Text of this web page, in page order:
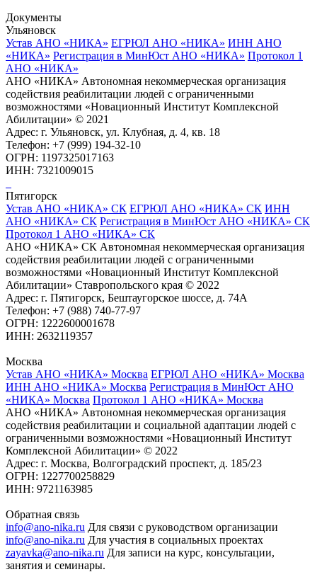
Документы
Ульяновск
Устав АНО «НИКА» ЕГРЮЛ АНО «НИКА» ИНН АНО
«НИКА» Регистрация в МинЮст АНО «НИКА» Протокол 1
АНО «НИКА»
АНО «НИКА» Автономная некоммерческая организация
содействия реабилитации людей с ограниченными
возможностями «Новационный Институт Комплексной
Абилитации» © 2021
Адрес: г. Ульяновск, ул. Клубная, д. 4, кв. 18
Телефон: +7 (999) 194-32-10
ОГРН: 1197325017163
ИНН: 7321009015
Пятигорск
Устав АНО «НИКА» СК ЕГРЮЛ АНО «НИКА» СК ИНН
АНО «НИКА» СК Регистрация в МинЮст АНО «НИКА» СК
Протокол 1 АНО «НИКА» СК
АНО «НИКА» СК Автономная некоммерческая организация
содействия реабилитации людей с ограниченными
возможностями «Новационный Институт Комплексной
Абилитации» Ставропольского края © 2022
Адрес: г. Пятигорск, Бештаугорское шоссе, д. 74А
Телефон: +7 (988) 740-77-97
ОГРН: 1222600001678
ИНН: 2632119357
Москва
Устав АНО «НИКА» Москва ЕГРЮЛ АНО «НИКА» Москва
ИНН АНО «НИКА» Москва Регистрация в МинЮст АНО
«НИКА» Москва Протокол 1 АНО «НИКА» Москва
АНО «НИКА» Автономная некоммерческая организация
содействия реабилитации и социальной адаптации людей с
ограниченными возможностями «Новационный Институт
Комплексной Абилитации» © 2022
Адрес: г. Москва, Волгоградский проспект, д. 185/23
ОГРН: 1227700258829
ИНН: 9721163985
Обратная связь
info@ano-nika.ru Для связи с руководством организации
info@ano-nika.ru Для участия в социальных проектах
zayavka@ano-nika.ru Для записи на курс, консультации,
занятия и семинары.